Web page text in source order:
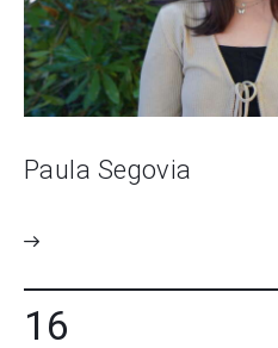
Paula Segovia
16